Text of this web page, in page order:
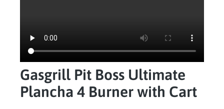
Gasgrill Pit Boss Ultimate
Plancha 4 Burner with Cart